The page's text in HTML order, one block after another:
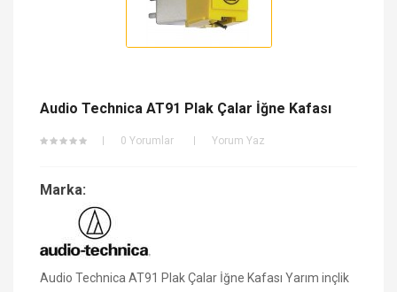
Audio Technica AT91 Plak Çalar İğne Kafası
0 Yorumlar Yorum Yaz
Marka:
Audio Technica AT91 Plak Çalar İğne Kafası Yarım inçlik